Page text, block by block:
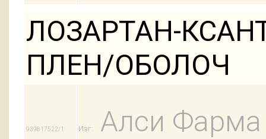
ЛОЗАРТАН-
ПЛЕН/ОБОЛОЧ
939817522/1 Изг:
Алси